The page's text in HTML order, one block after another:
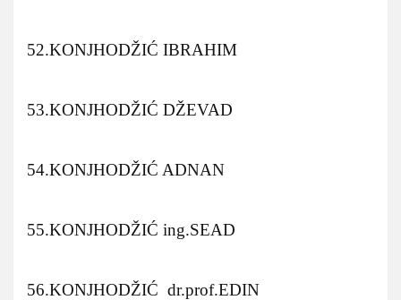
52.KONJHODŽIĆ IBRAHIM
53.KONJHODŽIĆ DŽEVAD
54.KONJHODŽIĆ ADNAN
55.KONJHODŽIĆ ing.SEAD
56.KONJHODŽIĆ dr.prof.EDIN